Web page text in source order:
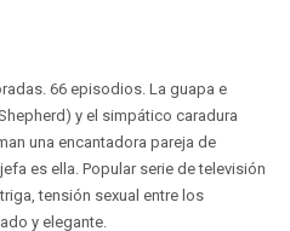
66 episodios. La guapa e
y el simpático caradura
una encantadora pareja de
es ella. Popular serie de televisión
tensión sexual entre los
y elegante.